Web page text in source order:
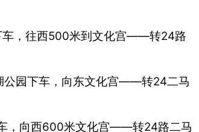
，往西500米到文化宫——转24路
公园下车，向东文化宫——转24二马
，向西600米文化宫——转24路二马